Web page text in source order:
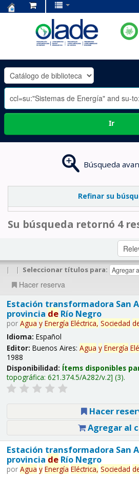
OLADE
-
Ir
Búsqueda
Refinar su
Su búsqueda retornó 4
| | Seleccionar títulos para:
Hacer reserva
Estación transformadora San
provincia deRío Negro
por Agua y Energía Eléctrica, Sociedad
Idioma: Español
Editor: Buenos Aires: Agua y Energía
1988
Disponibilidad: Ítems disponibles
topográfica: 621.374.5/A282/v.2 (3).
Hacer
Agregar al
Estación transformadora San
provincia deRío Negro
por Agua y Energía Eléctrica, Sociedad